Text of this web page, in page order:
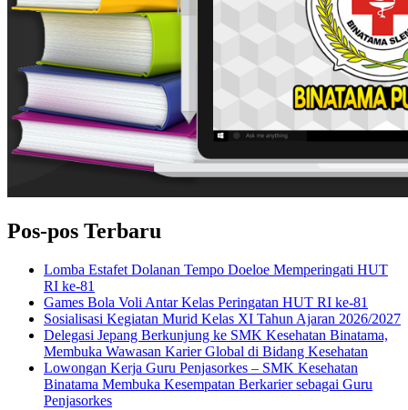
Pos-pos Terbaru
Lomba Estafet Dolanan Tempo Doeloe Memperingati HUT
RI ke-81
Games Bola Voli Antar Kelas Peringatan HUT RI ke-81
Sosialisasi Kegiatan Murid Kelas XI Tahun Ajaran 2026/2027
Delegasi Jepang Berkunjung ke SMK Kesehatan Binatama,
Membuka Wawasan Karier Global di Bidang Kesehatan
Lowongan Kerja Guru Penjasorkes – SMK Kesehatan
Binatama Membuka Kesempatan Berkarier sebagai Guru
Penjasorkes